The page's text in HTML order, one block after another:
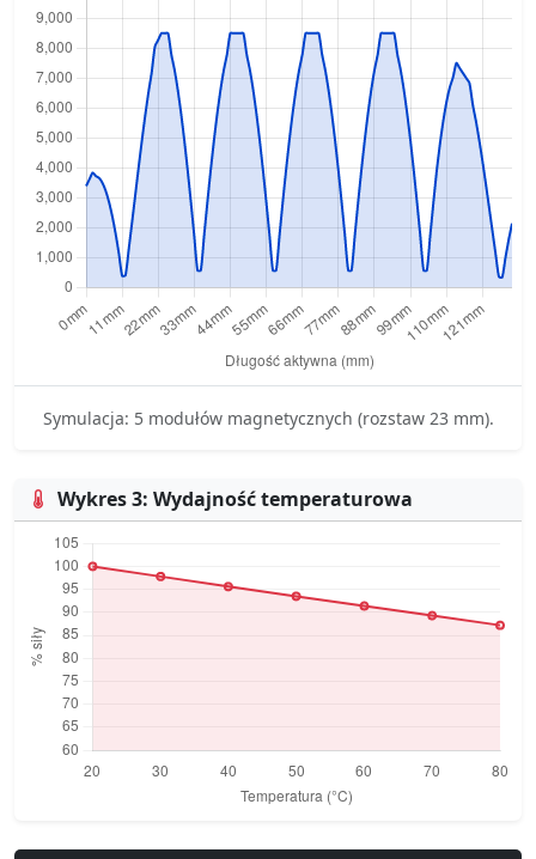
Symulacja: 5 modułów magnetycznych (rozstaw 23 mm).
Wykres 3: Wydajność temperaturowa